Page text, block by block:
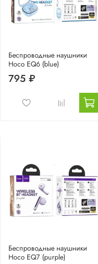
Беспроводные наушники
Hoco EQ6 (blue)
795 ₽
Беспроводные наушники
Hoco EQ7 (purple)